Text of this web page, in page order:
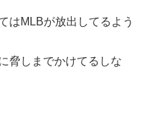
はMLBが放出してるよう
脅しまでかけてるしな